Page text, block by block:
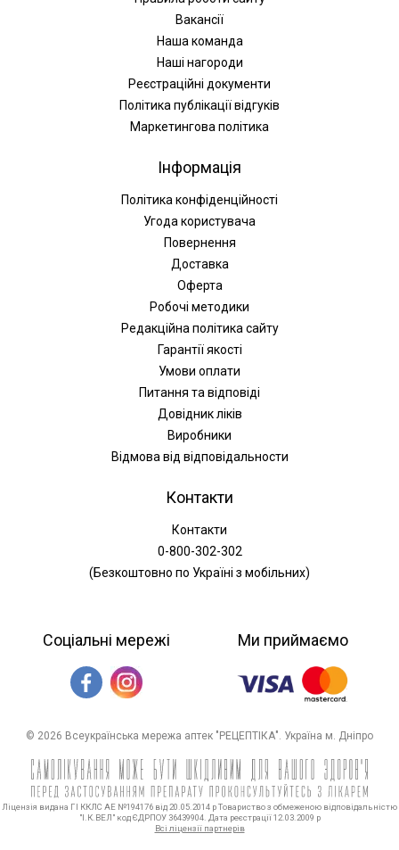
Вакансії
Наша команда
Наші нагороди
Реєстраційні документи
Політика публікації відгуків
Маркетингова політика
Інформація
Політика конфіденційності
Угода користувача
Повернення
Доставка
Оферта
Робочі методики
Редакційна політика сайту
Гарантії якості
Умови оплати
Питання та відповіді
Довідник ліків
Виробники
Відмова від відповідальности
Контакти
Контакти
0-800-302-302
(Безкоштовно по Україні з мобільних)
Соціальні мережі Ми приймаємо
© 2026 Всеукраїнська мережа аптек "РЕЦЕПТІКА". Україна м. Дніпро
Ліцензія видана ГІ ККЛС АЕ №194176 від 20.05.2014 р Товариство з обмеженою відповідальністю
"І.К.ВЕЛ" код ЄДРПОУ 36439904. Дата реєстрації 12.03.2009 р
Всі ліцензії партнерів